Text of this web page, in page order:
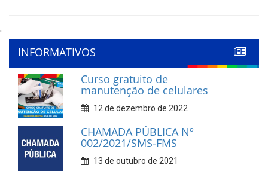
'
INFORMATIVOS
Curso gratuito de
manutenção de celulares
12 de dezembro de 2022
CHAMADA PÚBLICA Nº
002/2021/SMS-FMS
13 de outubro de 2021